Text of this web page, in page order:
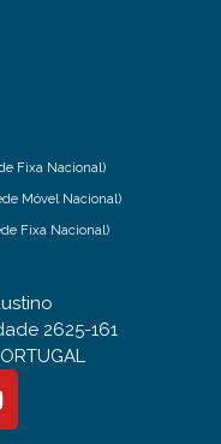
Fixa Nacional)
Móvel Nacional)
Fixa Nacional)
2625-161